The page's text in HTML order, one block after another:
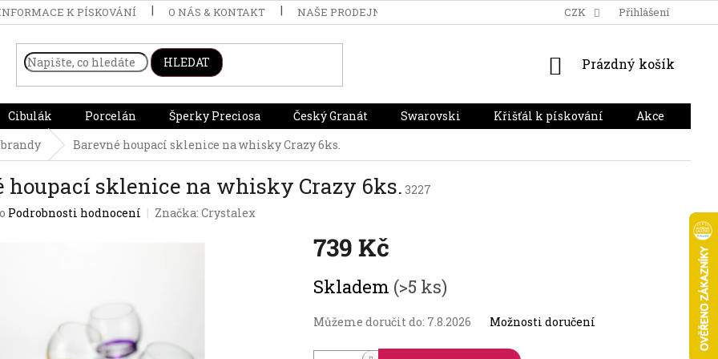
K PÍSKOVÁNÍ O NÁS & KONTAKT NAŠE PRODEJNA HODNOCENÍ OBCHODU
CZK Přihlášení
HLEDAT
NÁKUPNÍ
Prázdný košík
Cibulák Porcelán Šperky Preciosa Český Granát Swarovski Křišťál k pískování Akce
Barevné houpací sklenice na whisky Crazy 6ks.
houpací sklenice na whisky Crazy 6ks. 3227
Podrobnosti hodnocení Značka:Crystalex
739 Kč
cena:
Skladem (>5 ks)
Můžeme doručit do: 7.8.2026 Možnosti doručení